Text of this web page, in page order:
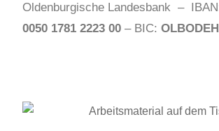
Oldenburgische Landesbank –
0050 1781 2223 00 – BIC: